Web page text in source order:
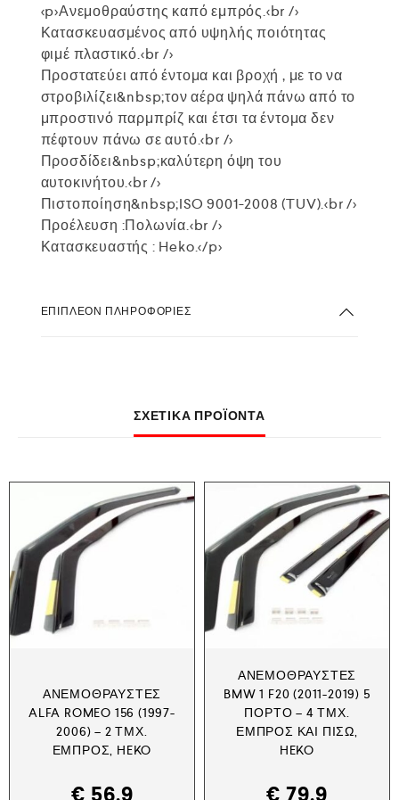
<p>Ανεμοθραύστης καπό εμπρός.<br />
Κατασκευασμένος από υψηλής ποιότητας
φιμέ πλαστικό.<br />
Προστατεύει από έντομα και βροχή , με το να
στροβιλίζει&nbsp;τον αέρα ψηλά πάνω από το
μπροστινό παρμπρίζ και έτσι τα έντομα δεν
πέφτουν πάνω σε αυτό.<br />
Προσδίδει&nbsp;καλύτερη όψη του
αυτοκινήτου.<br />
Πιστοποίηση&nbsp;ISO 9001-2008 (TUV).<br />
Προέλευση :Πολωνία.<br />
Κατασκευαστής : Heko.</p>
ΕΠΙΠΛΈΟΝ ΠΛΗΡΟΦΟΡΊΕΣ
ΣΧΕΤΙΚΆ ΠΡΟΪΌΝΤΑ
ΑΝΕΜΟΘΡΑΎΣΤΕΣ
ALFA ROMEO 156 (1997-
2006) – 2 ΤΜΧ.
ΕΜΠΡΌΣ, HEKO
ΑΝΕΜΟΘΡΑΎΣΤΕΣ
BMW 1 F20 (2011-2019) 5
ΠΟΡΤΟ – 4 ΤΜΧ.
ΕΜΠΡΌΣ ΚΑΙ ΠΊΣΩ,
HEKO